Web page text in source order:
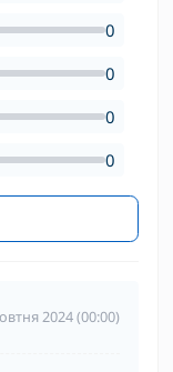
0
0
0
0
2024 (00:00)